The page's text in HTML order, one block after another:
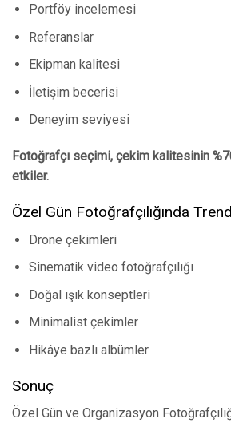
Portföy incelemesi
Referanslar
Ekipman kalitesi
İletişim becerisi
Deneyim seviyesi
Fotoğrafçı seçimi, çekim kalitesinin
etkiler.
Özel Gün Fotoğrafçılığında
Drone çekimleri
Sinematik video fotoğrafçılığı
Doğal ışık konseptleri
Minimalist çekimler
Hikâye bazlı albümler
Sonuç
Özel Gün ve Organizasyon